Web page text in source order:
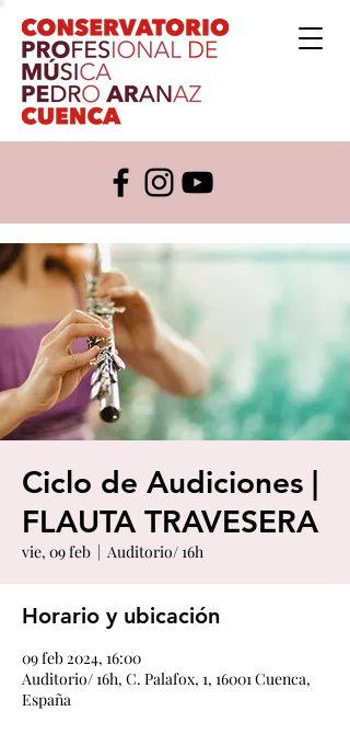
Ciclo de Audiciones |
FLAUTA TRAVESERA
vie, 09 feb
  |
Auditorio/ 16h
Horario y ubicación
09 feb 2024, 16:00
Auditorio/ 16h, C. Palafox, 1, 16001 Cuenca,
España